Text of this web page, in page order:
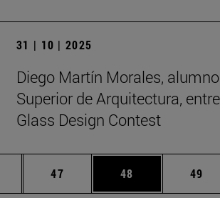
31 | 10 | 2025
Diego Martín Morales,
Superior de Arquitectura,
Glass Design Contest
Páginas intermedias Use TAB para
Página
47 Página
48 49